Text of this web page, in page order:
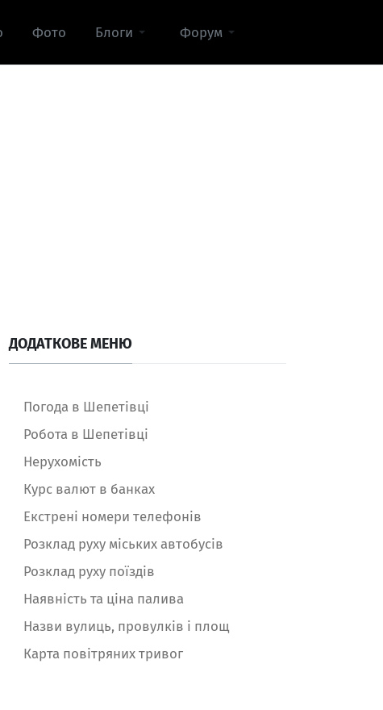
Фото Блоги Форум
ДОДАТКОВЕ МЕНЮ
Погода в Шепетівці
Робота в Шепетівці
Нерухомість
Курс валют в банках
Екстрені номери телефонів
Розклад руху міських автобусів
Розклад руху поїздів
Наявність та ціна палива
Назви вулиць, провулків і площ
Карта повітряних тривог